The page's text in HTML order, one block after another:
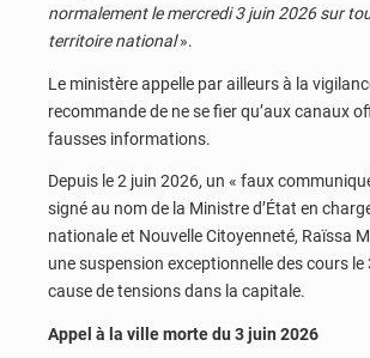
normalement le mercredi 3 juin 2026 sur
territoire national».
Le ministère appelle par ailleurs à la
recommande de ne se fier qu’aux canaux
fausses informations.
Depuis le 2 juin 2026, un « faux
signé au nom de la Ministre d’État en
nationale et Nouvelle Citoyenneté, Raïssa
une suspension exceptionnelle des cours le
cause de tensions dans la capitale.
Appel à la ville morte du 3 juin 2026